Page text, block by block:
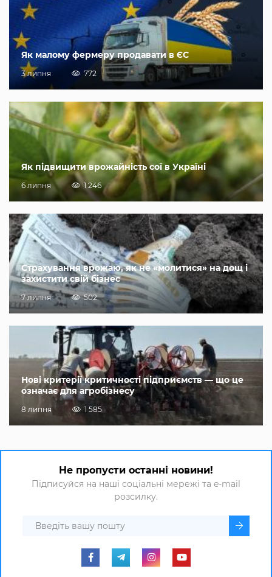
Як малому фермеру продавати в ЄС
3 липня 772
Як підвищити врожайність сої в Україні
6 липня 1 246
Страхування врожаю, як не «молитися» на дощ і
захистити свій бізнес
7 липня 502
Нові критерії критичності підприємств — що це
означає для агробізнесу
8 липня 1 585
Не пропусти останні новини!
Підписуйся на наші соціальні мережі та e-mail
розсилку.